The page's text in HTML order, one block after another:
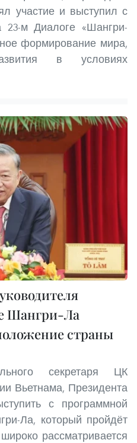
участие и выступил с
м Диалоге «Шангри-
формирование мира,
в условиях
Шангри-Ла
страны
секретаря ЦК
Вьетнама, Президента
с программной
Ла, который пройдёт
рассматривается